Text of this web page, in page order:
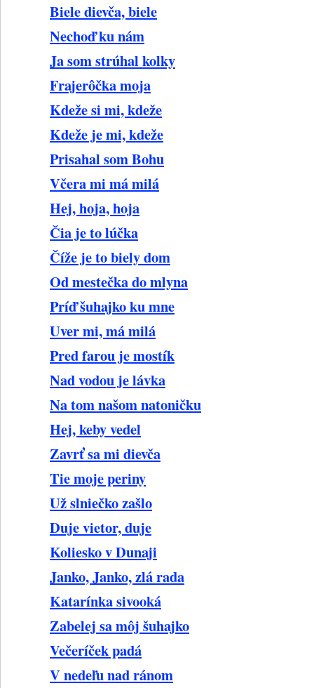
Biele dievča, biele
Nechoď ku nám
Ja som strúhal kolky
Frajerôčka moja
Kdeže si mi, kdeže
Kdeže je mi, kdeže
Prisahal som Bohu
Včera mi má milá
Hej, hoja, hoja
Čia je to lúčka
Číže je to biely dom
Od mestečka do mlyna
Príď šuhajko ku mne
Uver mi, má milá
Pred farou je mostík
Nad vodou je lávka
Na tom našom natoničku
Hej, keby vedel
Zavrť sa mi dievča
Tie moje periny
Už slniečko zašlo
Duje vietor, duje
Koliesko v Dunaji
Janko, Janko, zlá rada
Katarínka sivooká
Zabelej sa môj šuhajko
Večeríček padá
V nedeľu nad ránom